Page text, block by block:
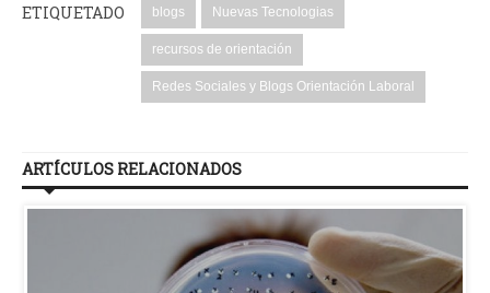
ETIQUETADO blogs Nuevas Tecnologias
recursos de orientación
Redes Sociales y Blogs Orientación Laboral
ARTÍCULOS RELACIONADOS